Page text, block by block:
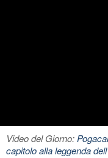
Video del Giorno:
capitolo alla leggenda